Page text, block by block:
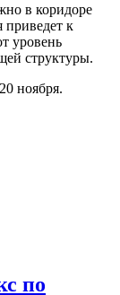
в коридоре
приведет к
уровень
структуры.
ноября.
по